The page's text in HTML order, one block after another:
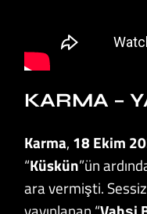
KARMA –
Karma, 18 Ekim
“Küskün”ün
ara vermişti.